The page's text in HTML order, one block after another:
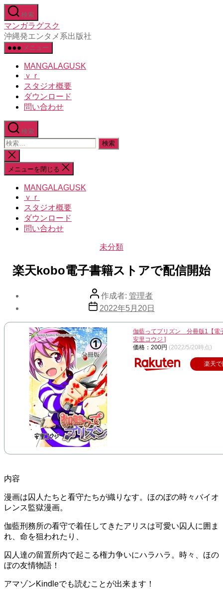
コ
ン
テ
ン
ツ
検索
マンガラグスク
沖縄発エンタメ系出版社
メニュー
MANGALAGUSK
ｖｒ
スタジオ概要
ダウンロード
問い合わせ
検索
検
索
対
象:
検
索
を
メニューを閉じる
MANGALAGUSK
ｖｒ
スタジオ概要
ダウンロード
問い合わせ
カ
ゴ
リ
未分類
楽天kobo電子書籍ストアで配信開始
投
稿
者
作成者: 管理者
投
日
2022年5月20日
伽藍ってプリズン 分冊版1【電
安里コウジ ]
価格：200円 (2022/5/20時点)
楽天
内容
漫画は囚人たちと看守たちが織りなす。ほのぼの時々バイオ
レンス監獄漫画。
伽藍刑務所の看守で着任してきたアリスは可愛い囚人に囲ま
れ、命を狙われたり、
囚人達の留置所内で起こる権力争いにハラハラ。時々、ほの
ぼの友情物語！
アマゾンKindleでも読むことが出来ます！